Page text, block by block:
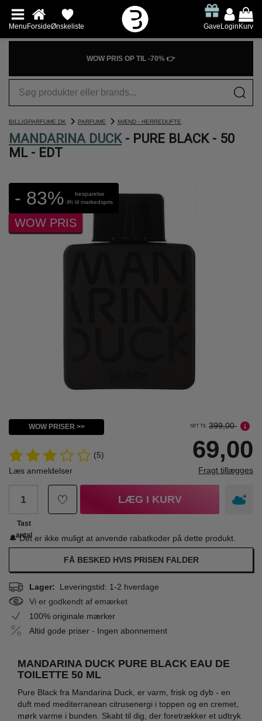
MenuForsideØnskeliste GaveLoginKurv
WOW PRIS OP TIL -70% 👉
BILLIGPARFUME.DK PARFUME MÆND - HERREDUFTE
MANDARINA DUCK- PURE BLACK - 50
ML - EDT
- 83%
besparelse
ifh til markedspris
WOW PRIS
WOW PRISER >>
(5)
Læs anmeldelser
SET TIL 399,00
69,00
Fragt tillægges
Tast
antal
LÆG I KURV
🔔 Det er ikke muligt at anvende rabatkoder på dette produkt.
FÅ BESKED HVIS PRISEN FALDER
Lager: Leveringstid: 1-2 hverdage
Vi er godkendt af emærket
100% originale mærker
Altid gode priser - Ingen abonnement
MANDARINA DUCK PURE BLACK EAU DE
TOILETTE 50 ML
Pure Black fra Mandarina Duck, er varm, frisk og dyb - en
duft med mediterranean citrusenergi i toppen og en cremet,
mørk varme i bunden. Skabt til dig, der foretrækker et udtryk